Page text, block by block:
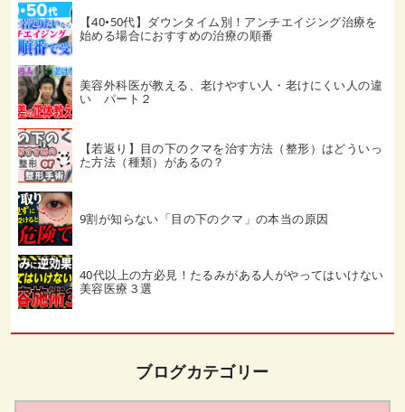
【40•50代】ダウンタイム別！アンチエイジング治療を
始める場合におすすめの治療の順番
美容外科医が教える、老けやすい人・老けにくい人の違
い パート２
【若返り】目の下のクマを治す方法（整形）はどういっ
た方法（種類）があるの？
9割が知らない「目の下のクマ」の本当の原因
40代以上の方必見！たるみがある人がやってはいけない
美容医療３選
ブログカテゴリー